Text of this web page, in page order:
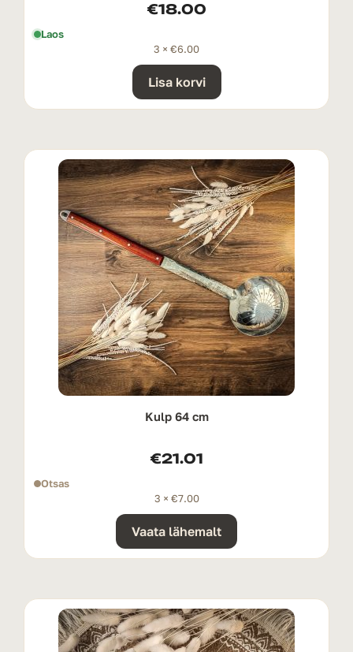
€18.00
Laos
3 × €6.00
Lisa korvi
Kulp 64 cm
€21.01
Otsas
3 × €7.00
Vaata lähemalt